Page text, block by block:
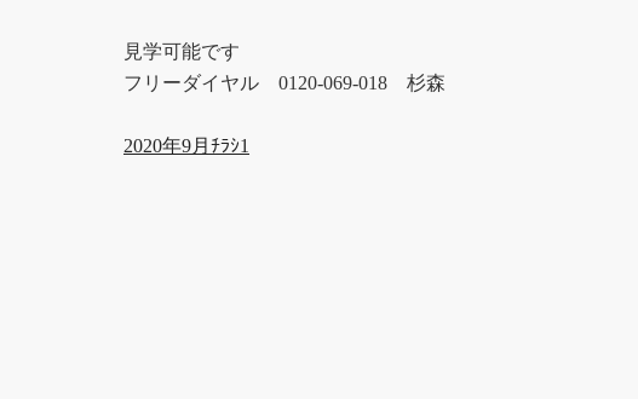
見学可能です
フリーダイヤル 0120-069-018 杉森
2020年9月ﾁﾗｼ1